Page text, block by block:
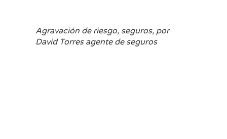
Agravación de riesgo, seguros, por
David Torres agente de seguros